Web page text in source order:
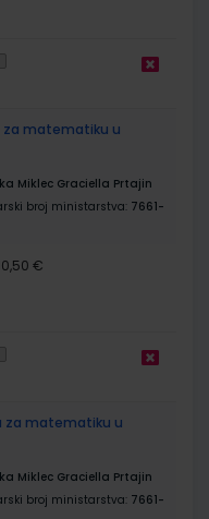
za matematiku u
Miklec Graciella Prtajin
broj ministarstva: 7661-
€
za matematiku u
Miklec Graciella Prtajin
broj ministarstva: 7661-